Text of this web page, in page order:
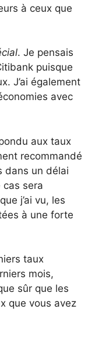
à ceux que
. Je pensais
puisque
J’ai également
avec
aux taux
recommandé
dans un délai
cas sera
j’ai vu, les
à une forte
taux
mois,
sûr que les
que vous avez